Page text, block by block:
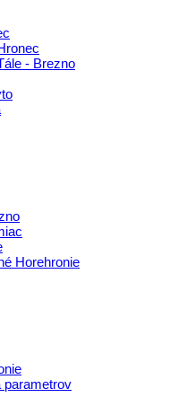
- Brezno
Horehronie
parametrov